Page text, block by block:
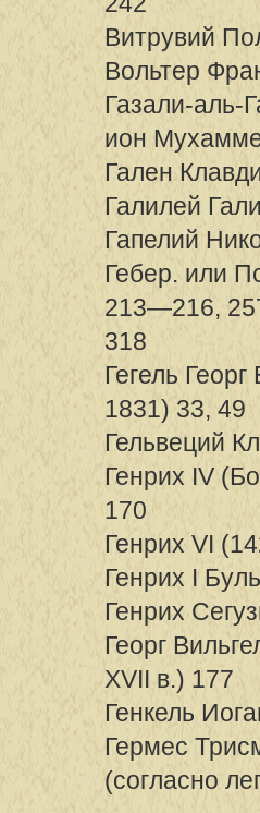
Витрувий
Вольтер
Газали-аль-
ион
Гален
Галилей
Гапелий
Гебер. или
213—216,
318
Гегель
1831) 33, 49
Гельвеций
Генрих IV
170
Генрих VI
Генрих I
Генрих
Георг
XVII в.) 177
Генкель
Гермес
(согласно